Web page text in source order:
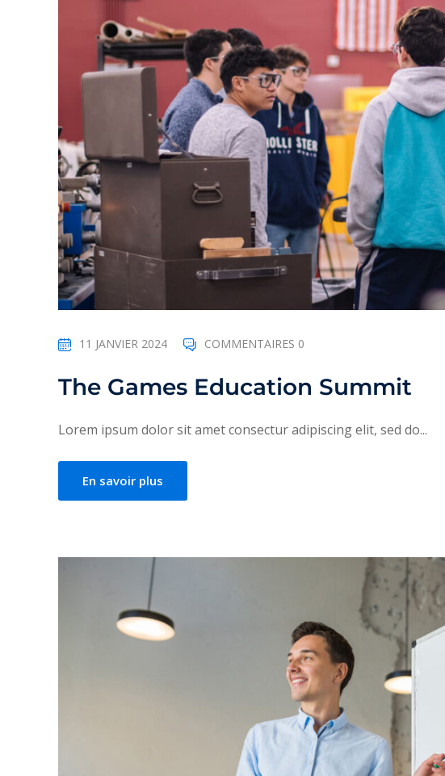
11 JANVIER 2024 COMMENTAIRES 0
The Games Education Summit
Lorem ipsum dolor sit amet consectur adipiscing elit, sed do...
En savoir plus